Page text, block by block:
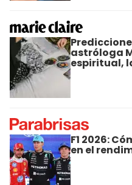
astróloga
espiritual,
F1 2026:
en el